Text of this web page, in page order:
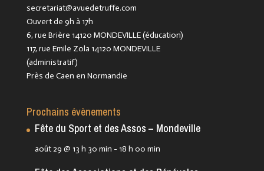
secretariat@avuedetruffe.com
Ouvert de 9h à 17h
6, rue Brière 14120 MONDEVILLE (éducation)
117, rue Emile Zola 14120 MONDEVILLE
(administratif)
Près de Caen en Normandie
Prochains évènements
Fête du Sport et des Assos – Mondeville
août 29 @ 13 h 30 min - 18 h 00 min